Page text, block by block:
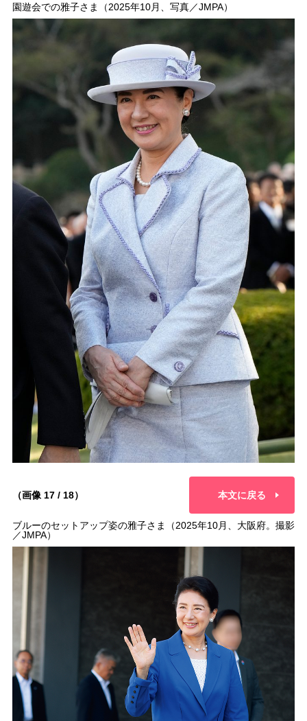
園遊会での雅子さま（2025年10月、写真／JMPA）
（画像 17 / 18） 本文に戻る
ブルーのセットアップ姿の雅子さま（2025年10月、大阪府。撮影
／JMPA）